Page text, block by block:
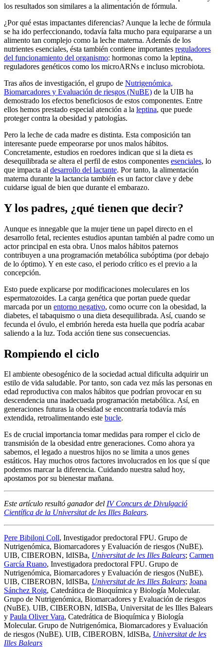
los resultados son similares a la alimentación de fórmula.
¿Por qué estas impactantes diferencias? Aunque la leche de fórmula
se ha ido perfeccionando, todavía falta mucho para equipararse a un
alimento tan complejo como la leche materna. Además de los
nutrientes esenciales, ésta también contiene importantes reguladores
del funcionamiento del organismo: hormonas como la leptina,
reguladores genéticos como los microARNs e incluso microbiota.
Tras años de investigación, el grupo de Nutrigenómica,
Biomarcadores y Evaluación de riesgos (NuBE) de la UIB ha
demostrado los efectos beneficiosos de estos componentes. Entre
ellos hemos prestado especial atención a la leptina, que puede
proteger contra la obesidad y patologías.
Pero la leche de cada madre es distinta. Esta composición tan
interesante puede empeorarse por unos malos hábitos.
Concretamente, estudios en roedores indican que si la dieta es
desequilibrada se altera el perfil de estos componentes esenciales, lo
que impacta al desarrollo del lactante. Por tanto, la alimentación
materna durante la lactancia también es un factor clave y debe
cuidarse igual de bien que durante el embarazo.
Y los padres, ¿qué tienen que decir?
Aunque es innegable que la mujer tiene un papel directo en el
desarrollo fetal, recientes estudios apuntan también al padre como un
actor principal en esta obra. Unos malos hábitos paternos
contribuyen a una programación metabólica subóptima (por debajo
de lo óptimo). Y en este caso, el periodo crítico es el previo a la
concepción.
Esto puede explicarse por modificaciones moleculares en los
espermatozoides. La carga genética que portan puede quedar
marcada por un entorno negativo, como ocurre con la obesidad, la
diabetes, el tabaquismo o una dieta desequilibrada. Así, cuando se
fecunda el óvulo, el embrión hereda esta huella que podría acabar
saliendo a la luz. Toda acción tiene sus consecuencias.
Rompiendo el ciclo
El ambiente obesogénico de la sociedad actual dificulta adquirir un
estilo de vida saludable. Por tanto, son cada vez más las personas en
edad reproductiva con malos hábitos que podrían provocar en su
descendencia una inadecuada programación metabólica. Así, en
generaciones futuras la obesidad se encontraría todavía más
extendida, retroalimentando este bucle.
Es de crucial importancia tomar medidas para romper el ciclo de
transmisión de la obesidad entre generaciones. Como ahora ya
sabemos, el legado a nuestros hijos no se limita a unos genes
estáticos. Hay muchos otros factores involucrados en los que sí que
podemos marcar la diferencia. Cuidando nuestra salud hoy,
apostamos por su bienestar mañana.
Este artículo resultó ganador del IV Concurs de Divulgació
Científica de la Universitat de les Illes Balears.
Pere Bibiloni Coll, Investigador predoctoral FPU. Grupo de
Nutrigenómica, Biomarcadores y Evaluación de riesgos (NuBE).
UIB, CIBEROBN, IdISBa, Universitat de les Illes Balears; Carmen
García Ruano, Investigadora predoctoral FPU. Grupo de
Nutrigenómica, Biomarcadores y Evaluación de riesgos (NuBE).
UIB, CIBEROBN, IdISBa, Universitat de les Illes Balears; Joana
Sánchez Roig, Catedrática de Bioquímica y Biología Molecular.
Grupo de Nutrigenómica, Biomarcadores y Evaluación de riesgos
(NuBE). UIB, CIBEROBN, IdISBa, Universitat de les Illes Balears
y Paula Oliver Vara, Catedrática de Bioquímica y Biología
Molecular. Grupo de Nutrigenómica, Biomarcadores y Evaluación
de riesgos (NuBE). UIB, CIBEROBN, IdISBa, Universitat de les
Illes Balears